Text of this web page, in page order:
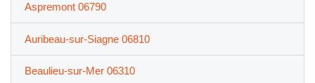
Aspremont 06790
Auribeau-sur-Siagne 06810
Beaulieu-sur-Mer 06310